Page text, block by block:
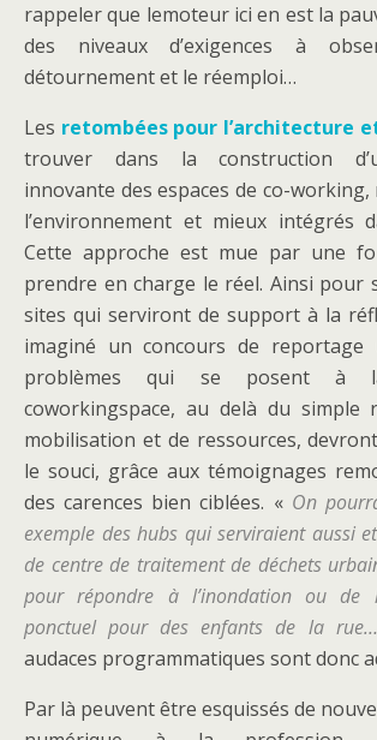
rappeler que lemoteur ici en est la
des niveaux d’exigences à
détournement et le réemploi…
Les retombées pour l’architecture
trouver dans la construction
innovante des espaces de co-working,
l’environnement et mieux intégrés
Cette approche est mue par une
prendre en charge le réel. Ainsi pour
sites qui serviront de support à la
imaginé un concours de
problèmes qui se posent à
coworkingspace, au delà du simple
mobilisation et de ressources,
le souci, grâce aux témoignages
des carences bien ciblées. « On
exemple des hubs qui serviraient aussi
de centre de traitement de déchets
pour répondre à l’inondation ou de
ponctuel pour des enfants de la rue…
audaces programmatiques sont donc
Par là peuvent être esquissés de